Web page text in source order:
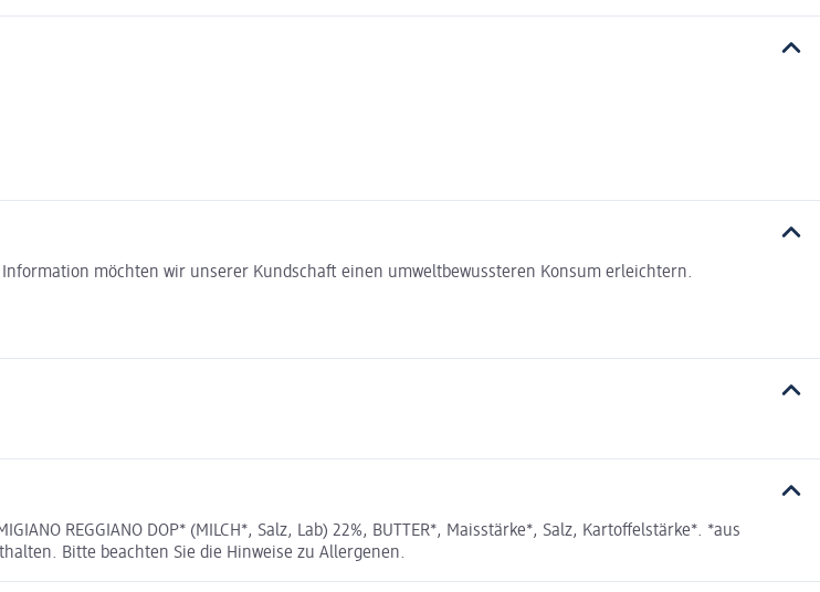
möchten wir unserer Kundschaft einen umweltbewussteren Konsum erleichtern.
REGGIANO DOP* (MILCH*, Salz, Lab) 22%, BUTTER*, Maisstärke*, Salz, Kartoffelstärke*. *aus
Bitte beachten Sie die Hinweise zu Allergenen.